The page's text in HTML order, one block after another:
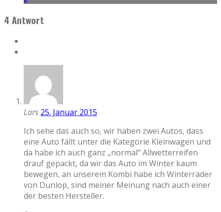
4 Antwort
Lars 25. Januar 2015
Ich sehe das auch so, wir haben zwei Autos, dass
eine Auto fällt unter die Kategorie Kleinwagen und
da habe ich auch ganz „normal“ Allwetterreifen
drauf gepackt, da wir das Auto im Winter kaum
bewegen, an unserem Kombi habe ich Winterräder
von Dunlop, sind meiner Meinung nach auch einer
der besten Hersteller.